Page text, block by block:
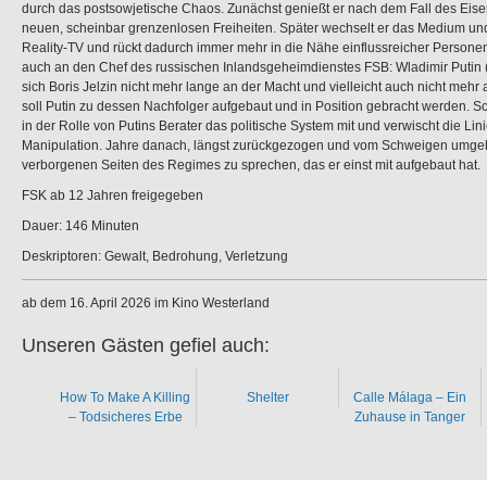
durch das postsowjetische Chaos. Zunächst genießt er nach dem Fall des
neuen, scheinbar grenzenlosen Freiheiten. Später wechselt er das Medium
Reality-TV und rückt dadurch immer mehr in die Nähe einflussreicher
auch an den Chef des russischen Inlandsgeheimdienstes FSB: Wladimir Putin
sich Boris Jelzin nicht mehr lange an der Macht und vielleicht auch nicht mehr
soll Putin zu dessen Nachfolger aufgebaut und in Position gebracht werden.
in der Rolle von Putins Berater das politische System mit und verwischt die
Manipulation. Jahre danach, längst zurückgezogen und vom Schweigen
verborgenen Seiten des Regimes zu sprechen, das er einst mit aufgebaut hat.
FSK ab 12 Jahren freigegeben
Dauer: 146 Minuten
Deskriptoren: Gewalt, Bedrohung, Verletzung
ab dem 16. April 2026 im Kino Westerland
Unseren Gästen gefiel auch:
How To Make A Killing
– Todsicheres Erbe
Shelter
Calle Málaga – Ein
Zuhause in Tanger